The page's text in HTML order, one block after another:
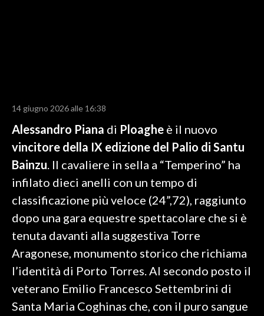
RISULTATI E CLASSIFICHE
CALCIO
CALCIO REGIONALE
BASKET
VOLLEY
MOTORI
TENNIS
ALTRI SPORT
CULTURA
SPETTACOLI
14 giugno 2026 alle 16:38
Alessandro Piana di Ploaghe è il nuovo
vincitore della IX edizione del Palio di Santu
Bainzu. Il cavaliere in sella a “Temperino” ha
infilato dieci anelli con un tempo di
classificazione più veloce (24”,72), raggiunto
dopo una gara equestre spettacolare che si è
tenuta davanti alla suggestiva Torre
Aragonese, monumento storico che richiama
l’identità di Porto Torres. Al secondo posto il
veterano Emilio Francesco Settembrini di
Santa Maria Coghinas che, con il puro sangue